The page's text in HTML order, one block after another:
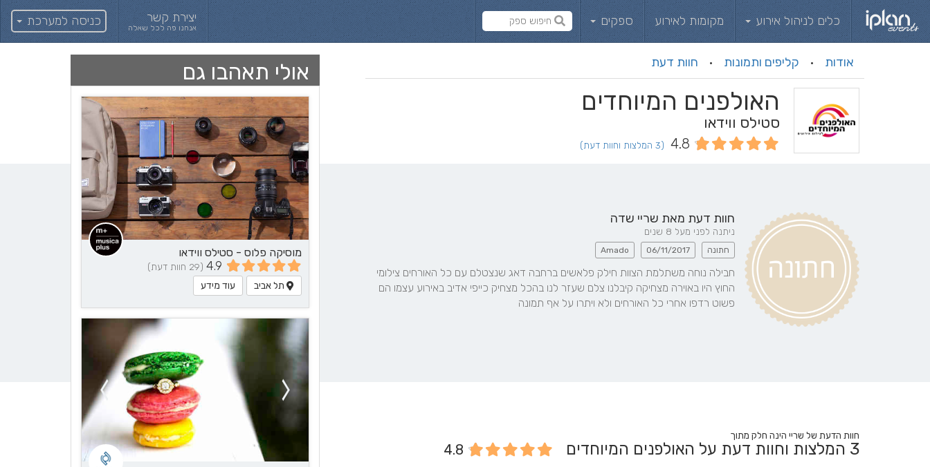
כלים לניהול אירוע מקומות לאירוע ספקים יצירת קשר
אנחנו פה לכל שאלה כניסה למערכת
אודות · קליפים ותמונות · חוות דעת אולי תאהבו גם
מוסיקה פלוס - סטילס ווידאו
4.9 (29 חוות דעת)
תל אביב עוד מידע
האולפנים המיוחדים
סטילס ווידאו
4.8 (3 המלצות וחוות דעת)
חוות דעת מאת שריי שדה
ניתנה לפני מעל 8 שנים
חתונה 06/11/2017
Amado
פשוט רדפו אחרי כל האורחים ולא ויתרו על אף תמונה
חוות הדעת של שריי הינה חלק מתוך
3 המלצות וחוות דעת על האולפנים המיוחדים 4.8